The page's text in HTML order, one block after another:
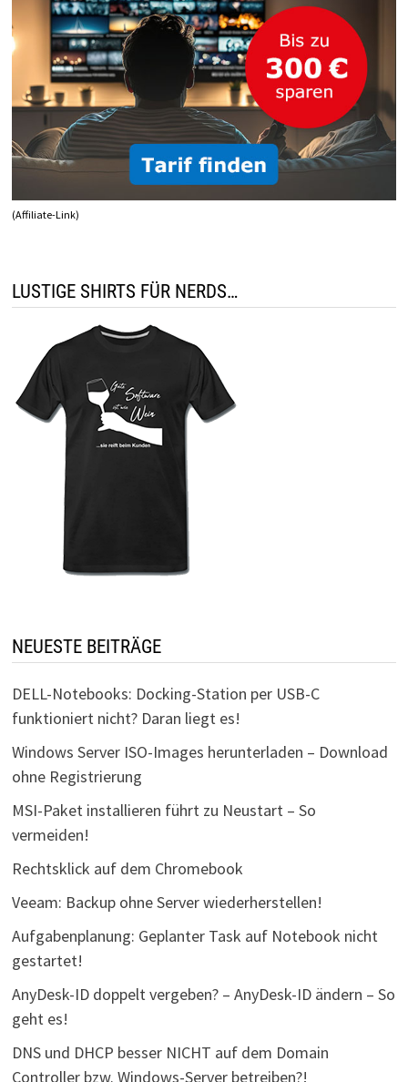
(Affiliate-Link)
LUSTIGE SHIRTS FÜR NERDS…
NEUESTE BEITRÄGE
DELL-Notebooks: Docking-Station per USB-C
funktioniert nicht? Daran liegt es!
Windows Server ISO-Images herunterladen – Download
ohne Registrierung
MSI-Paket installieren führt zu Neustart – So
vermeiden!
Rechtsklick auf dem Chromebook
Veeam: Backup ohne Server wiederherstellen!
Aufgabenplanung: Geplanter Task auf Notebook nicht
gestartet!
AnyDesk-ID doppelt vergeben? – AnyDesk-ID ändern – So
geht es!
DNS und DHCP besser NICHT auf dem Domain
Controller bzw. Windows-Server betreiben?!